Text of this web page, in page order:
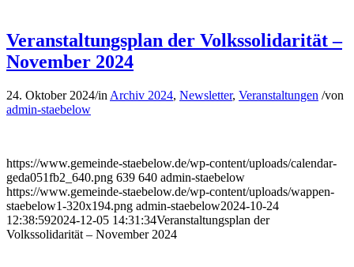
Veranstaltungsplan der Volkssolidarität –
November 2024
24. Oktober 2024/in Archiv 2024, Newsletter, Veranstaltungen /von
admin-staebelow
https://www.gemeinde-staebelow.de/wp-content/uploads/calendar-
geda051fb2_640.png 639 640 admin-staebelow
https://www.gemeinde-staebelow.de/wp-content/uploads/wappen-
staebelow1-320x194.png admin-staebelow2024-10-24
12:38:592024-12-05 14:31:34Veranstaltungsplan der
Volkssolidarität – November 2024